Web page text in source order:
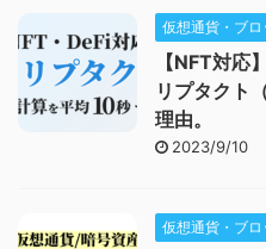
仮想通貨・ブ
【NFT対応
リプタクト
理由。
2023/9/10
仮想通貨・ブ